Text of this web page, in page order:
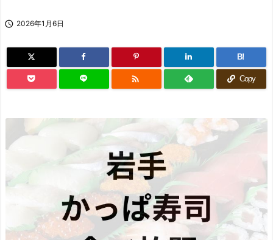
 2026年1月6日
B!
 Copy